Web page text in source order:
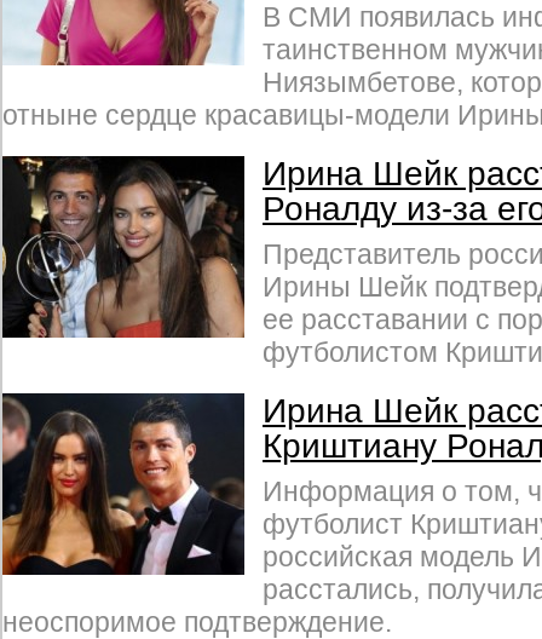
В СМИ появилась
таинственном
Ниязымбетове,
отныне сердце красавицы-модели
Ирина Шейк
Роналду из-за
Представитель
Ирины Шейк
ее расставании с
футболистом
Ирина Шейк
Криштиану
Информация о том,
футболист
российская модель
расстались,
неоспоримое подтверждение.